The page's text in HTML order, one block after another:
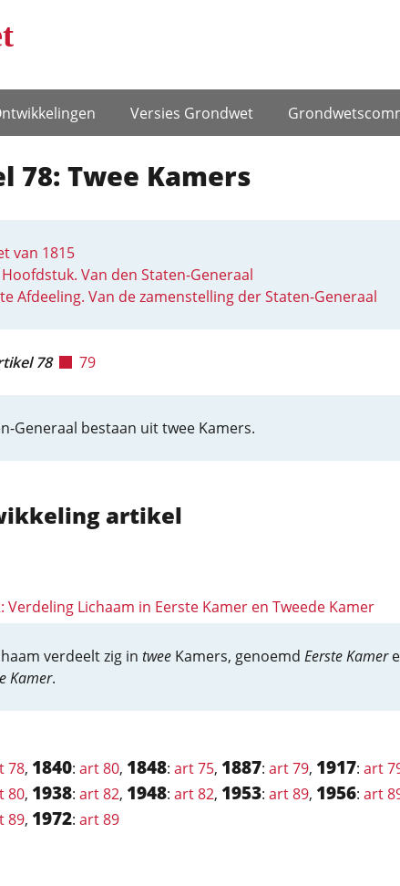
Versies Grondwet
78: Twee Kamers
van 1815
Van den Staten-Generaal
Afdeeling. Van de zamenstelling der Staten-Generaal
78 79
Generaal bestaan uit twee Kamers.
artikel
Verdeling Lichaam in Eerste Kamer en Tweede Kamer
verdeelt zig in tweeKamers, genoemd Eerste Kamer
Kamer.
78, 1840: art 80, 1848: art 75, 1887: art 79, 1917: art
80, 1938: art 82, 1948: art 82, 1953: art 89, 1956: art
89, 1972: art 89